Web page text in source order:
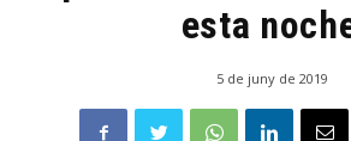
esta
5 de juny de 2019